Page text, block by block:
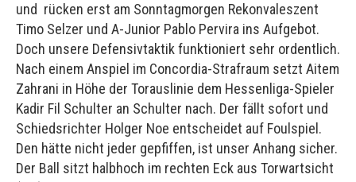
und rücken erst am Sonntagmorgen Rekonvaleszent
Timo Selzer und A-Junior Pablo Pervira ins Aufgebot.
Doch unsere Defensivtaktik funktioniert sehr ordentlich.
Nach einem Anspiel im Concordia-Strafraum setzt Aitem
Zahrani in Höhe der Torauslinie dem Hessenliga-Spieler
Kadir Fil Schulter an Schulter nach. Der fällt sofort und
Schiedsrichter Holger Noe entscheidet auf Foulspiel.
Den hätte nicht jeder gepfiffen, ist unser Anhang sicher.
Der Ball sitzt halbhoch im rechten Eck aus Torwartsicht